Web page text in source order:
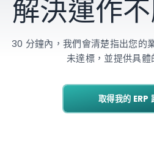
解決運作
30 分鐘內，我們會清楚指出您的
未達標，並提供具體
取得我的 ERP